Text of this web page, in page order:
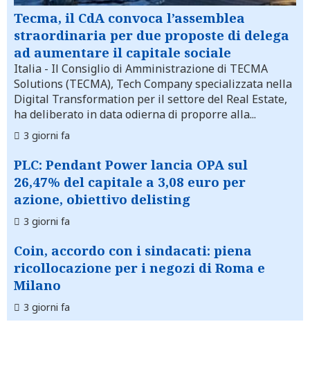
Tecma, il CdA convoca l’assemblea
straordinaria per due proposte di delega
ad aumentare il capitale sociale
Italia - Il Consiglio di Amministrazione di TECMA
Solutions (TECMA), Tech Company specializzata nella
Digital Transformation per il settore del Real Estate,
ha deliberato in data odierna di proporre alla...
3 giorni fa
PLC: Pendant Power lancia OPA sul
26,47% del capitale a 3,08 euro per
azione, obiettivo delisting
3 giorni fa
Coin, accordo con i sindacati: piena
ricollocazione per i negozi di Roma e
Milano
3 giorni fa